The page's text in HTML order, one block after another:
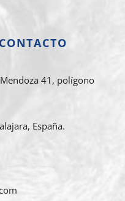
41, polígono
España.